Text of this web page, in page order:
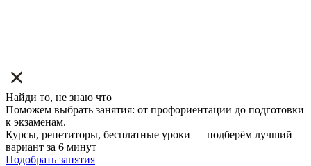
Найди то, не знаю что
Поможем выбрать занятия: от профориентации до подготовки
к экзаменам.
Курсы, репетиторы, бесплатные уроки — подберём лучший
вариант за 6 минут
Подобрать занятия